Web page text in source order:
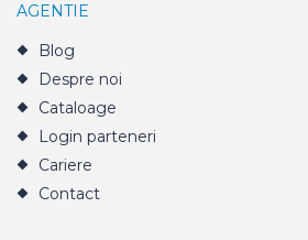
AGENTIE
Blog
Despre noi
Cataloage
Login parteneri
Cariere
Contact